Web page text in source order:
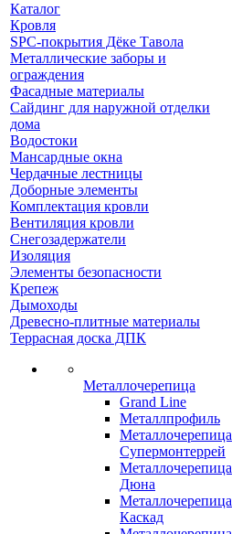
Каталог
Кровля
SPC-покрытия Дёке Тавола
Металлические заборы и
ограждения
Фасадные материалы
Сайдинг для наружной отделки
дома
Водостоки
Мансардные окна
Чердачные лестницы
Доборные элементы
Комплектация кровли
Вентиляция кровли
Снегозадержатели
Изоляция
Элементы безопасности
Крепеж
Дымоходы
Древесно-плитные материалы
Террасная доска ДПК
Металлочерепица
Grand Line
Металлпрофиль
Металлочерепица
Супермонтеррей
Металлочерепица
Дюна
Металлочерепица
Каскад